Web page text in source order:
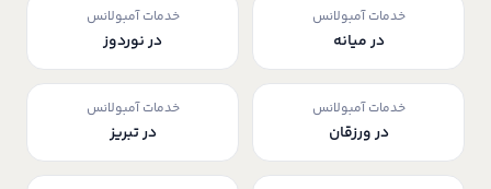
خدمات آمبولانس
در میانه
خدمات آمبولانس
در نوردوز
خدمات آمبولانس
در ورزقان
خدمات آمبولانس
در تبریز